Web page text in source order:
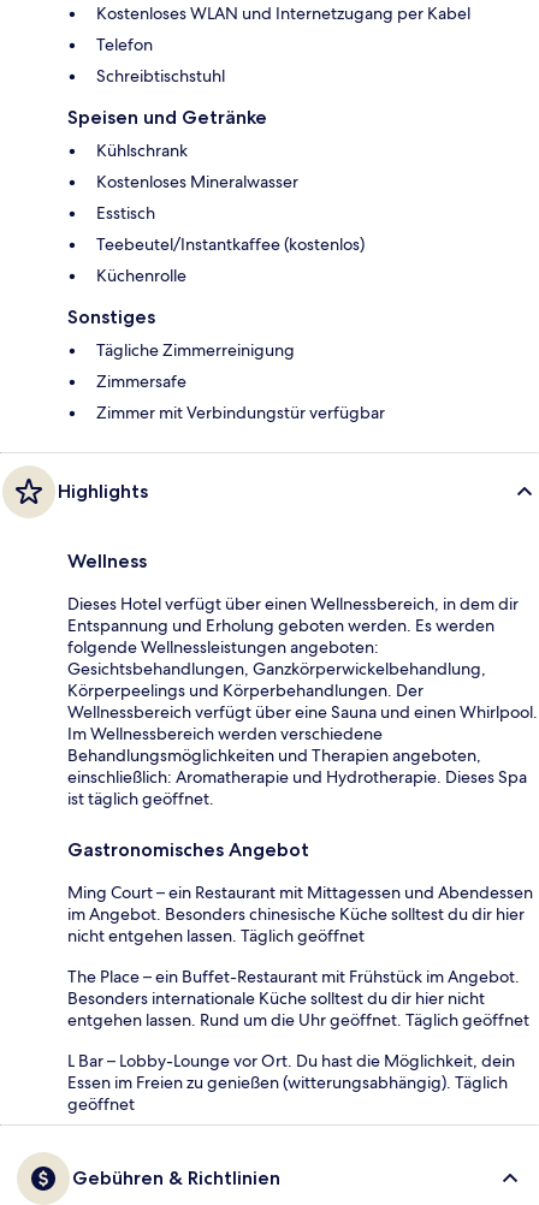
Kostenloses WLAN und Internetzugang per Kabel
Telefon
Schreibtischstuhl
Speisen und Getränke
Kühlschrank
Kostenloses Mineralwasser
Esstisch
Teebeutel/Instantkaffee (kostenlos)
Küchenrolle
Sonstiges
Tägliche Zimmerreinigung
Zimmersafe
Zimmer mit Verbindungstür verfügbar
Highlights
Wellness
Dieses Hotel verfügt über einen Wellnessbereich, in dem dir
Entspannung und Erholung geboten werden. Es werden
folgende Wellnessleistungen angeboten:
Gesichtsbehandlungen, Ganzkörperwickelbehandlung,
Körperpeelings und Körperbehandlungen. Der
Wellnessbereich verfügt über eine Sauna und einen Whirlpool.
Im Wellnessbereich werden verschiedene
Behandlungsmöglichkeiten und Therapien angeboten,
einschließlich: Aromatherapie und Hydrotherapie. Dieses Spa
ist täglich geöffnet.
Gastronomisches Angebot
Ming Court – ein Restaurant mit Mittagessen und Abendessen
im Angebot. Besonders chinesische Küche solltest du dir hier
nicht entgehen lassen. Täglich geöffnet
The Place – ein Buffet-Restaurant mit Frühstück im Angebot.
Besonders internationale Küche solltest du dir hier nicht
entgehen lassen. Rund um die Uhr geöffnet. Täglich geöffnet
L Bar – Lobby-Lounge vor Ort. Du hast die Möglichkeit, dein
Essen im Freien zu genießen (witterungsabhängig). Täglich
geöffnet
Gebühren & Richtlinien